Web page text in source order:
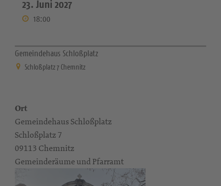
23. Juni 2027
18:00
Gemeindehaus Schloßplatz
Schloßplatz 7 Chemnitz
Ort
Gemeindehaus Schloßplatz
Schloßplatz 7
09113 Chemnitz
Gemeinderäume und Pfarramt